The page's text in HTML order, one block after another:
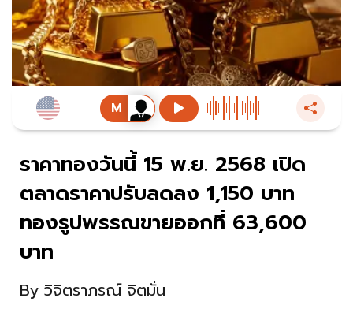
ราคาทองวันนี้ 15 พ.ย. 2568 เปิด
ตลาดราคาปรับลดลง 1,150 บาท
ทองรูปพรรณขายออกที่ 63,600
บาท
By วิจิตราภรณ์ จิตมั่น